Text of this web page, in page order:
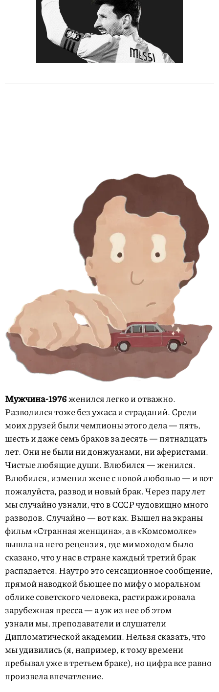
Мужчина-1976женился легко и отважно.
Разводился тоже без ужаса и страданий. Среди
моих друзей были чемпионы этого дела — пять,
шесть и даже семь браков за десять — пятнадцать
лет. Они не были ни донжуанами, ни аферистами.
Чистые любящие души. Влюбился — женился.
Влюбился, изменил жене с новой любовью — и вот
пожалуйста, развод и новый брак. Через пару лет
мы случайно узнали, что в СССР чудовищно много
разводов. Случайно — вот как. Вышел на экраны
фильм «Странная женщина», а в «Комсомолке»
вышла на него рецензия, где мимоходом было
сказано, что у нас в стране каждый третий брак
распадается. Наутро это сенсационное сообщение,
прямой наводкой бьющее по мифу о моральном
облике советского человека, растиражировала
зарубежная пресса — а уж из нее об этом
узнали мы, преподаватели и слушатели
Дипломатической академии. Нельзя сказать, что
мы удивились (я, например, к тому времени
пребывал уже в третьем браке), но цифра все равно
произвела впечатление.